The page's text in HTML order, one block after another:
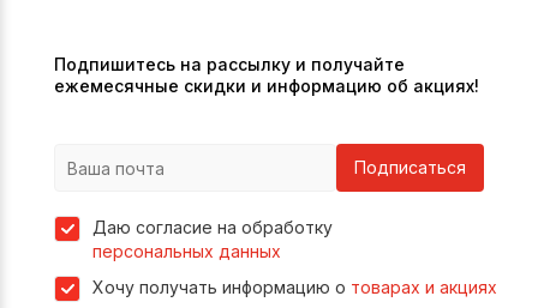
Подпишитесь на рассылку и получайте
ежемесячные скидки и информацию об акциях!
Подписаться
Даю согласие на обработку
персональных данных
Хочу получать информацию о товарах и акциях